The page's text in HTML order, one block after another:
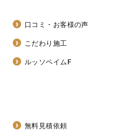
口コミ・お客様の声
こだわり施工
ルッソペイムF
無料見積依頼